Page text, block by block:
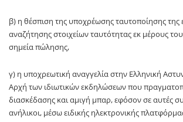
β) η θέσπιση της υποχρέωσης ταυτοποίησης της
αναζήτησης στοιχείων ταυτότητας εκ μέρους
σημεία πώλησης,
γ) η υποχρεωτική αναγγελία στην Ελληνική
Αρχή των ιδιωτικών εκδηλώσεων που
διασκέδασης και αμιγή μπαρ, εφόσον σε αυτές
ανήλικοι, μέσω ειδικής ηλεκτρονικής